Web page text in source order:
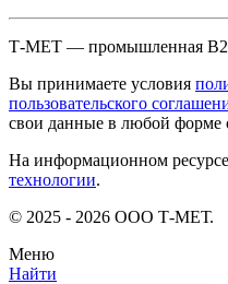
Т-МЕТ — промышленная
Вы принимаете условия
пользовательского
свои данные в любой форме
На информационном
технологии.
© 2025 - 2026 ООО Т-МЕТ.
Меню
Найти